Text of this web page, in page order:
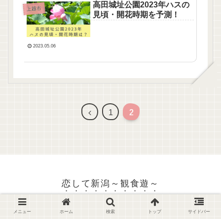
上越市
高田城址公園2023年ハスの
見頃・開花時期を予測！
2023.05.06
1 2
恋して新潟～観食遊～
© 2023 恋して新潟～観食遊～.
メニュー ホーム 検索 トップ サイドバー